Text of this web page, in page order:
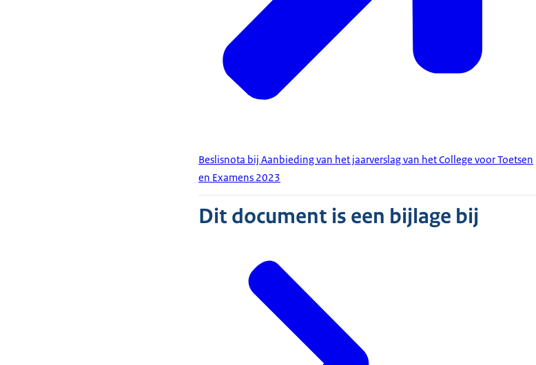
Beslisnota bij Aanbieding van het jaarverslag van het College voor Toetsen
en Examens 2023
Dit document is een bijlage bij